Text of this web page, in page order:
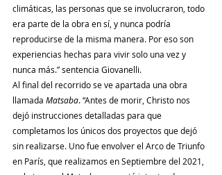
climáticas, las personas que se involucraron, todo
era parte de la obra en sí, y nunca podría
reproducirse de la misma manera. Por eso son
experiencias hechas para vivir solo una vez y
nunca más.” sentencia Giovanelli.
Al final del recorrido se ve apartada una obra
llamada Matsaba. “Antes de morir, Christo nos
dejó instrucciones detalladas para que
completamos los únicos dos proyectos que dejó
sin realizarse. Uno fue envolver el Arco de Triunfo
en París, que realizamos en Septiembre del 2021,